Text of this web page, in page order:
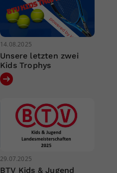
14.08.2025
Unsere letzten zwei
Kids Trophys
29.07.2025
BTV Kids & Jugend